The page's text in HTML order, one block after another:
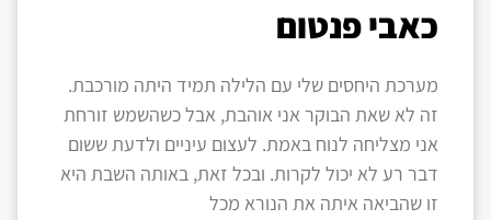
כאבי פנטום
מערכת היחסים שלי עם הלילה תמיד היתה מורכבת.
זה לא שאת הבוקר אני אוהבת, אבל כשהשמש זורחת
אני מצליחה לנוח באמת. לעצום עיניים ולדעת ששום
דבר רע לא יכול לקרות. ובכל זאת, באותה השבת היא
זו שהביאה איתה את הנורא מכל